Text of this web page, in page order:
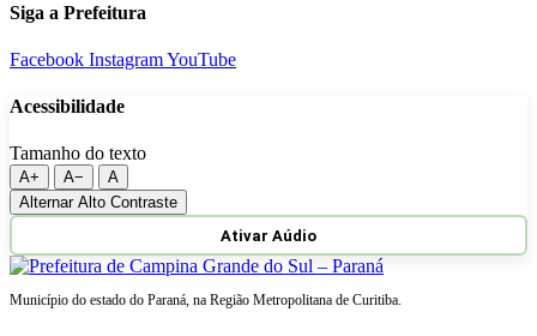
Siga a Prefeitura
Facebook InstagramYouTube
Acessibilidade
Tamanho do texto
A+ A−
A
Alternar Alto Contraste
Ativar Aúdio
Município do estado do Paraná, na Região Metropolitana de Curitiba.